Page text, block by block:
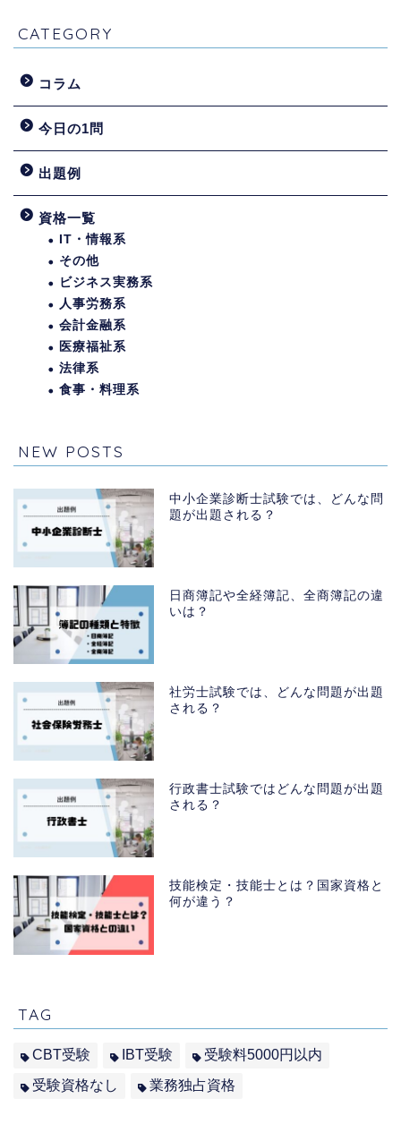
CATEGORY
コラム
今日の1問
出題例
資格一覧
IT・情報系
その他
ビジネス実務系
人事労務系
会計金融系
医療福祉系
法律系
食事・料理系
NEW POSTS
中小企業診断士試験では、どんな問
題が出題される？
日商簿記や全経簿記、全商簿記の違
いは？
社労士試験では、どんな問題が出題
される？
行政書士試験ではどんな問題が出題
される？
技能検定・技能士とは？国家資格と
何が違う？
TAG
CBT受験 IBT受験
受験料5000円以内
受験資格なし
業務独占資格